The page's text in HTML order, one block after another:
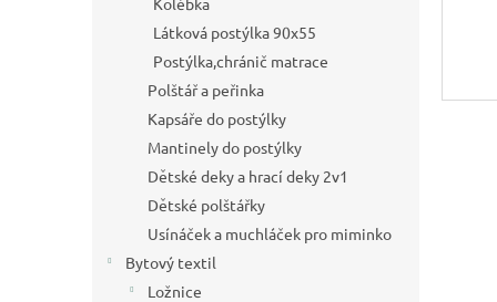
Látková postýlka 90x55
Postýlka,chránič matrace
Polštář a peřinka
Kapsáře do postýlky
Mantinely do postýlky
Dětské deky a hrací deky 2v1
Dětské polštářky
Usínáček a muchláček pro miminko
Bytový textil
Ložnice